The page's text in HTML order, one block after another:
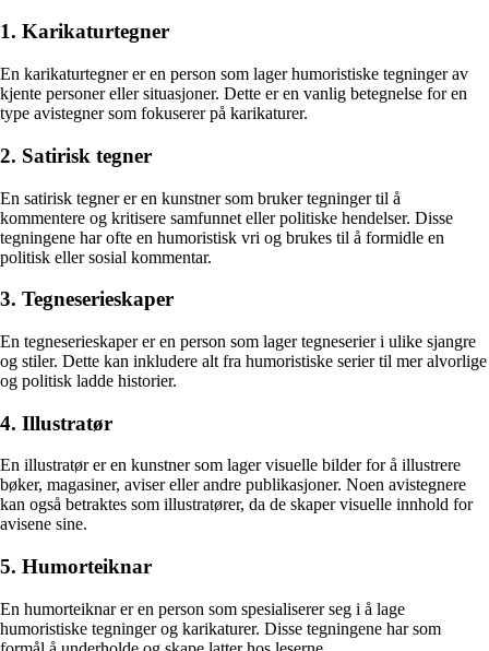
1. Karikaturtegner
En karikaturtegner er en person som lager humoristiske tegninger av
kjente personer eller situasjoner. Dette er en vanlig betegnelse for en
type avistegner som fokuserer på karikaturer.
2. Satirisk tegner
En satirisk tegner er en kunstner som bruker tegninger til å
kommentere og kritisere samfunnet eller politiske hendelser. Disse
tegningene har ofte en humoristisk vri og brukes til å formidle en
politisk eller sosial kommentar.
3. Tegneserieskaper
En tegneserieskaper er en person som lager tegneserier i ulike sjangre
og stiler. Dette kan inkludere alt fra humoristiske serier til mer alvorlige
og politisk ladde historier.
4. Illustratør
En illustratør er en kunstner som lager visuelle bilder for å illustrere
bøker, magasiner, aviser eller andre publikasjoner. Noen avistegnere
kan også betraktes som illustratører, da de skaper visuelle innhold for
avisene sine.
5. Humorteiknar
En humorteiknar er en person som spesialiserer seg i å lage
humoristiske tegninger og karikaturer. Disse tegningene har som